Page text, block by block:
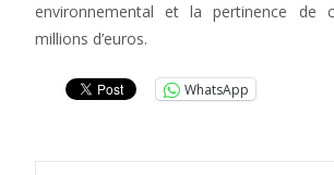
environnemental et la pertinence de
millions d’euros.
WhatsApp